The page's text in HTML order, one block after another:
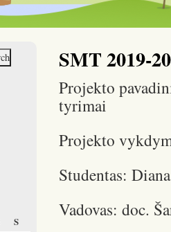
SMT 2019-
Projekto
tyrimai
Projekto
Studentas:
Vadovas: doc.
S